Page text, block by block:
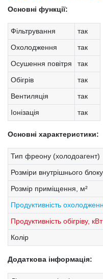
Основні функції:
Фільтрування
так
Охолодження
так
Осушення повітря
так
Обігрів
так
Вентиляція
так
Іонізація
так
Основні характеристики:
Тип фреону (холодоагент)
Розміри внутрішнього
Розмір приміщення, м²
Продуктивність
Продуктивність обігріву, кВт
Колір
Додаткова інформація: